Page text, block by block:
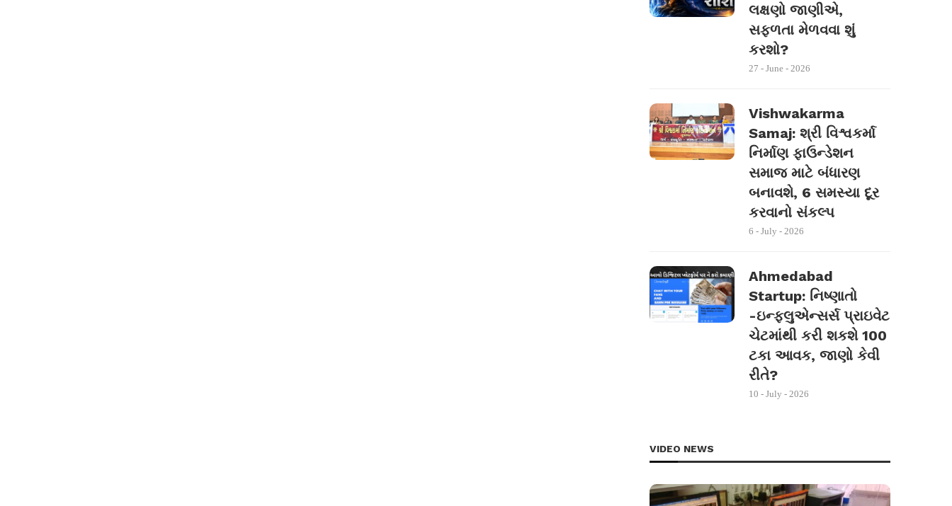
લક્ષણો જાણીએ,
સફળતા મેળવવા શું
કરશો?
27 - June - 2026
Vishwakarma
Samaj: શ્રી વિશ્વકર્મા
નિર્માણ ફાઉન્ડેશન
સમાજ માટે બંધારણ
બનાવશે, 6 સમસ્યા દૂર
કરવાનો સંકલ્પ
6 - July - 2026
Ahmedabad
Startup: નિષ્ણાતો
-ઇન્ફ્લુએન્સર્સ પ્રાઇવેટ
ચેટમાંથી કરી શકશે 100
ટકા આવક, જાણો કેવી
રીતે?
10 - July - 2026
VIDEO NEWS